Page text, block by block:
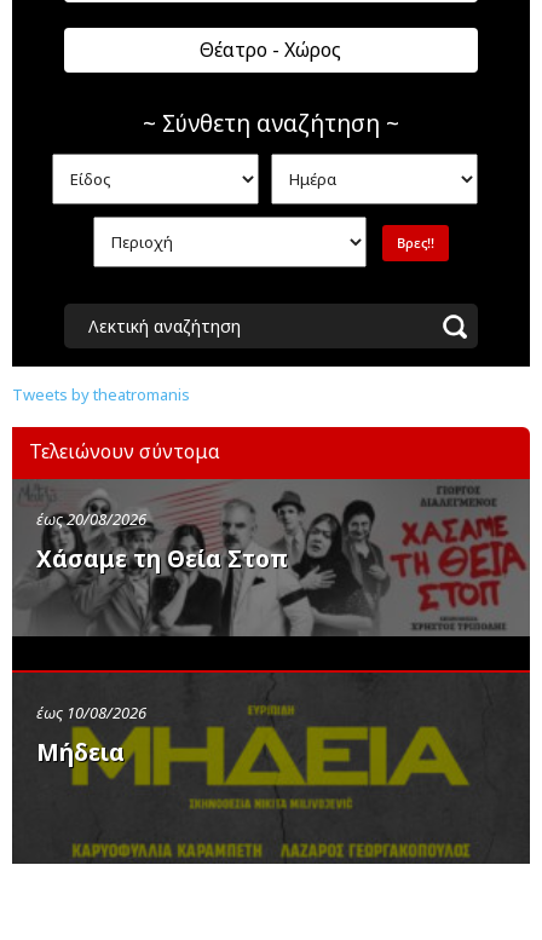
Θέατρο - Χώρος
~ Σύνθετη αναζήτηση ~
Λεκτική αναζήτηση
Tweets by theatromanis
Τελειώνουν σύντομα
έως 20/08/2026
Χάσαμε τη Θεία Στοπ
έως 10/08/2026
Μήδεια